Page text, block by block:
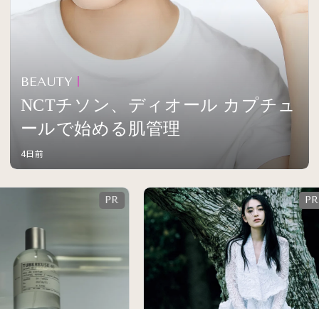
BEAUTY
NCTチソン、ディオール カプチュ
ールで始める肌管理
4日前